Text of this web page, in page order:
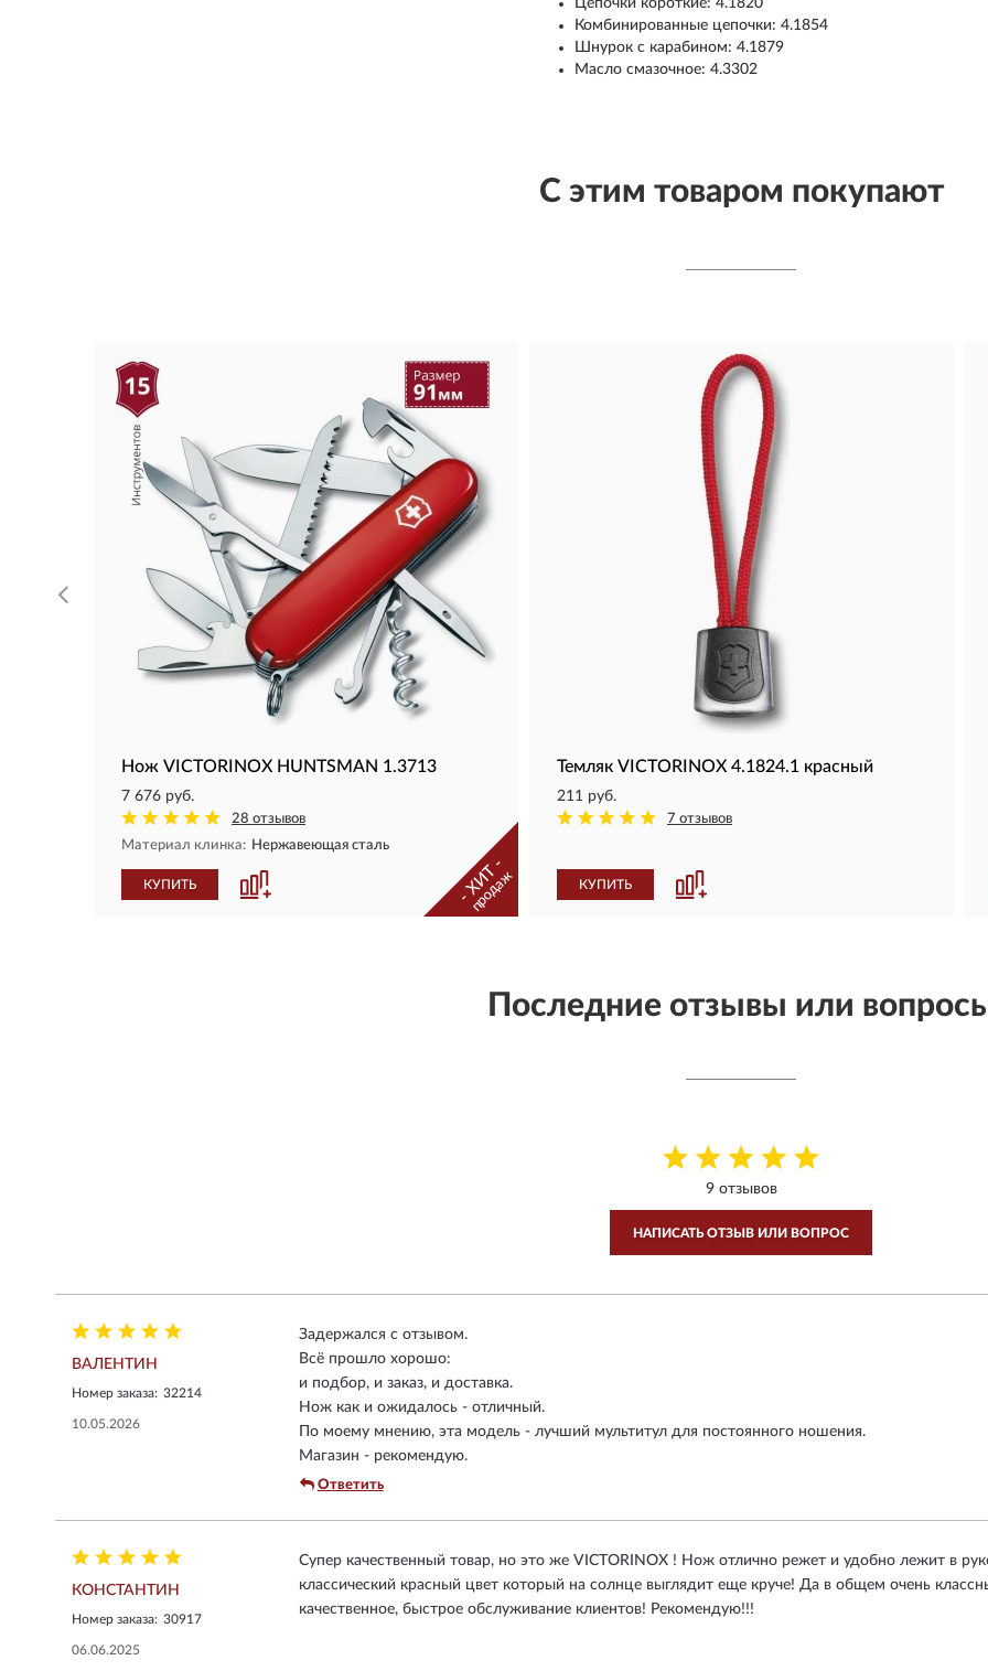
Цепочки короткие: 4.1820
Комбинированные цепочки: 4.1854
Шнурок с карабином: 4.1879
Масло смазочное: 4.3302
С этим товаром покупают
Нож VICTORINOX HUNTSMAN 1.3713
7 676 руб.
28 отзывов
Материал клинка: Нержавеющая сталь
КУПИТЬ - ХИТ -
продаж
Темляк VICTORINOX 4.1824.1 красный
211 руб.
7 отзывов
КУПИТЬ
Последние отзывы или
9 отзывов
НАПИСАТЬ ОТЗЫВ ИЛИ ВОПРОС
ВАЛЕНТИН
Номер заказа: 32214
10.05.2026
Задержался с отзывом.
Всё прошло хорошо:
и подбор, и заказ, и доставка.
Нож как и ожидалось - отличный.
По моему мнению, эта модель - лучший мультитул для постоянного ношения.
Магазин - рекомендую.
Ответить
КОНСТАНТИН
Номер заказа: 30917
06.06.2025
Супер качественный товар, но это же VICTORINOX ! Нож отлично режет и удобно лежит в
классический красный цвет который на солнце выглядит еще круче! Да в общем очень
качественное, быстрое обслуживание клиентов! Рекомендую!!!